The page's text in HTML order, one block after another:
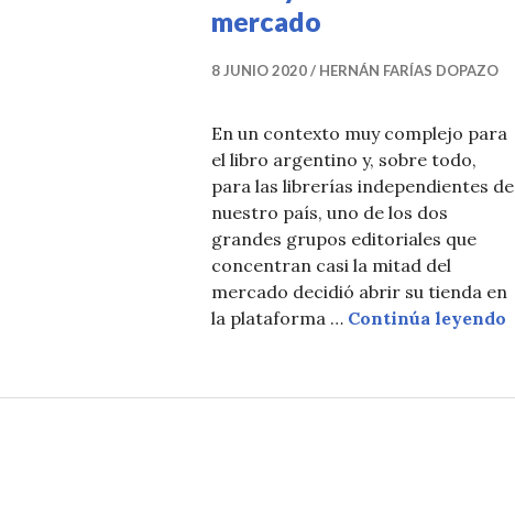
T
I
I
A
S
mercado
8 JUNIO 2020 HERNÁN FARÍAS DOPAZO
En un contexto muy complejo para
el libro argentino y, sobre todo,
para las librerías independientes de
nuestro país, uno de los dos
grandes grupos editoriales que
concentran casi la mitad del
mercado decidió abrir su tienda en
la plataforma … Continúa leyendo